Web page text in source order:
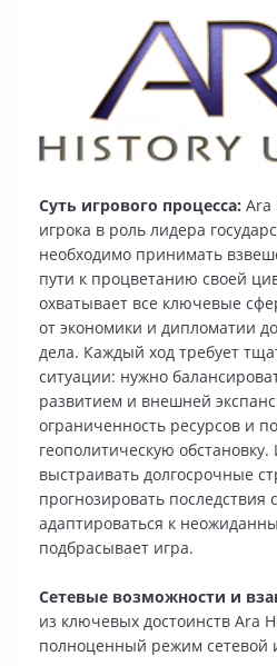
Суть игрового процесса: Ara
игрока в роль лидера
необходимо принимать
пути к процветанию своей
охватывает все ключевые
от экономики и дипломатии
дела. Каждый ход требует
ситуации: нужно
развитием и внешней
ограниченность ресурсов и
геополитическую обстановку.
выстраивать долгосрочные
прогнозировать последствия
адаптироваться к
подбрасывает игра.
Сетевые возможности и
из ключевых достоинств Ara
полноценный режим